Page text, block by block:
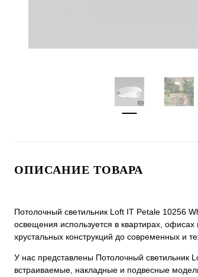
ОПИСАНИЕ ТОВАРА
Потолочный светильник Loft IT Petale 10256
освещения используется в квартирах,
хрустальных конструкций до современных и
У нас представлены Потолочный светильник
встраиваемые, накладные и подвесные